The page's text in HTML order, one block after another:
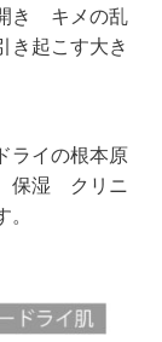
き キメの乱
き起こす大き
ライの根本原
保湿 クリニ